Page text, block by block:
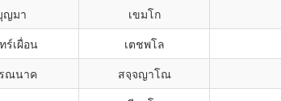
ญมา เขมโก
ร์เผื่อน เตชพโล
ณนาค สจฺจญาโณ